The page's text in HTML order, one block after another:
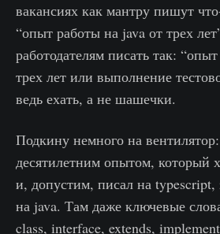
вакансиях как мантру пишут
“опыт работы на java от трех
работодателям писать так:
трех лет или выполнение
ведь ехать, а не шашечки.
Подкину немного на
десятилетним опытом,
и, допустим, писал на typescript,
на java. Там даже ключевые
class, interface, extends,